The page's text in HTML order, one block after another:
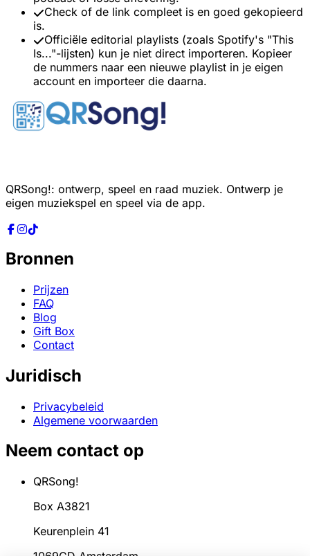
Check of de link compleet is en goed gekopieerd
is.
Officiële editorial playlists (zoals Spotify's "This
Is..."-lijsten) kun je niet direct importeren. Kopieer
de nummers naar een nieuwe playlist in je eigen
account en importeer die daarna.
QRSong!: ontwerp, speel en raad muziek. Ontwerp je
eigen muziekspel en speel via de app.
Bronnen
Prijzen
FAQ
Blog
Gift Box
Contact
Juridisch
Privacybeleid
Algemene voorwaarden
Neem contact op
QRSong!
Box A3821
Keurenplein 41